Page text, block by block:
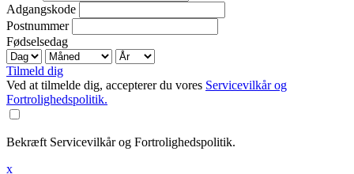
Adgangskode
Postnummer
Fødselsedag
Tilmeld dig
Ved at tilmelde dig, accepterer du vores Servicevilkår og
Fortrolighedspolitik.
Bekræft Servicevilkår og Fortrolighedspolitik.
x